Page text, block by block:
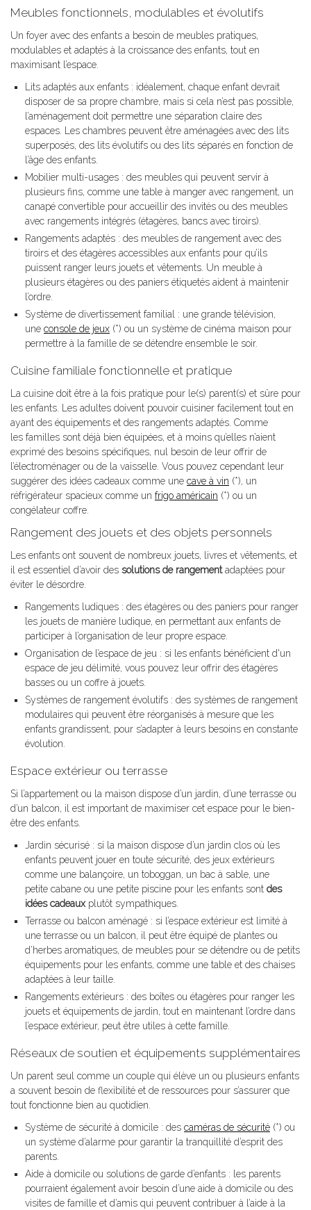
Meubles fonctionnels, modulables et évolutifs
Un foyer avec des enfants a besoin de meubles pratiques,
modulables et adaptés à la croissance des enfants, tout en
maximisant l’espace.
Lits adaptés aux enfants : idéalement, chaque enfant devrait
disposer de sa propre chambre, mais si cela n’est pas possible,
l’aménagement doit permettre une séparation claire des
espaces. Les chambres peuvent être aménagées avec des lits
superposés, des lits évolutifs ou des lits séparés en fonction de
l’âge des enfants.
Mobilier multi-usages : des meubles qui peuvent servir à
plusieurs fins, comme une table à manger avec rangement, un
canapé convertible pour accueillir des invités ou des meubles
avec rangements intégrés (étagères, bancs avec tiroirs).
Rangements adaptés : des meubles de rangement avec des
tiroirs et des étagères accessibles aux enfants pour qu’ils
puissent ranger leurs jouets et vêtements. Un meuble à
plusieurs étagères ou des paniers étiquetés aident à maintenir
l’ordre.
Système de divertissement familial : une grande télévision,
une console de jeux (*) ou un système de cinéma maison pour
permettre à la famille de se détendre ensemble le soir.
Cuisine familiale fonctionnelle et pratique
La cuisine doit être à la fois pratique pour le(s) parent(s) et sûre pour
les enfants. Les adultes doivent pouvoir cuisiner facilement tout en
ayant des équipements et des rangements adaptés. Comme
les familles sont déjà bien équipées, et à moins qu’elles n’aient
exprimé des besoins spécifiques, nul besoin de leur offrir de
l’électroménager ou de la vaisselle. Vous pouvez cependant leur
suggérer des idées cadeaux comme une cave à vin (*), un
réfrigérateur spacieux comme un frigo américain (*) ou un
congélateur coffre.
Rangement des jouets et des objets personnels
Les enfants ont souvent de nombreux jouets, livres et vêtements, et
il est essentiel d’avoir des solutions de rangementadaptées pour
éviter le désordre.
Rangements ludiques : des étagères ou des paniers pour ranger
les jouets de manière ludique, en permettant aux enfants de
participer à l’organisation de leur propre espace.
Organisation de l’espace de jeu : si les enfants bénéficient d'un
espace de jeu délimité, vous pouvez leur offrir des étagères
basses ou un coffre à jouets.
Systèmes de rangement évolutifs : des systèmes de rangement
modulaires qui peuvent être réorganisés à mesure que les
enfants grandissent, pour s’adapter à leurs besoins en constante
évolution.
Espace extérieur ou terrasse
Si l’appartement ou la maison dispose d’un jardin, d’une terrasse ou
d’un balcon, il est important de maximiser cet espace pour le bien-
être des enfants.
Jardin sécurisé : si la maison dispose d’un jardin clos où les
enfants peuvent jouer en toute sécurité, des jeux extérieurs
comme une balançoire, un toboggan, un bac à sable, une
petite cabane ou une petite piscine pour les enfants sont des
idées cadeauxplutôt sympathiques.
Terrasse ou balcon aménagé : si l’espace extérieur est limité à
une terrasse ou un balcon, il peut être équipé de plantes ou
d’herbes aromatiques, de meubles pour se détendre ou de petits
équipements pour les enfants, comme une table et des chaises
adaptées à leur taille.
Rangements extérieurs : des boîtes ou étagères pour ranger les
jouets et équipements de jardin, tout en maintenant l’ordre dans
l’espace extérieur, peut être utiles à cette famille.
Réseaux de soutien et équipements supplémentaires
Un parent seul comme un couple qui élève un ou plusieurs enfants
a souvent besoin de flexibilité et de ressources pour s’assurer que
tout fonctionne bien au quotidien.
Système de sécurité à domicile : des caméras de sécurité (*) ou
un système d’alarme pour garantir la tranquillité d’esprit des
parents.
Aide à domicile ou solutions de garde d’enfants : les parents
pourraient également avoir besoin d’une aide à domicile ou des
visites de famille et d’amis qui peuvent contribuer à l’aide à la